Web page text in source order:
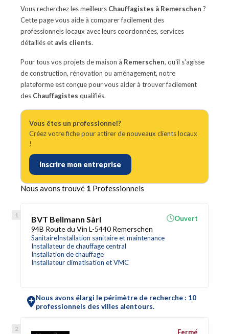
Vous recherchez les meilleurs Chauffagistes à Remerschen ?
Cette page vous aide à comparer facilement des
professionnels locaux avec leurs coordonnées, services
détaillés et avis clients.
Pour tous vos projets de maison à Remerschen, qu'il s'agisse
de construction, rénovation ou aménagement, notre
plateforme est conçue pour vous aider à trouver facilement
des Chauffagistes qualifiés.
Vous êtes un professionnel?
Créez votre fiche pour attirer de nouveaux clients locaux
!
Inscrire mon entreprise
Nous avons trouvé 1 Professionnels
BVT Bellmann Sàrl
94B Route du Vin L-5440 Remerschen
SanitaireInstallation sanitaire et maintenance
Installateur de chauffage central
Installation de chauffage
Installateur climatisation et VMC
Ouvert
Nous avons élargi le périmètre de recherche : 10
professionnels des villes alentours.
Fermé